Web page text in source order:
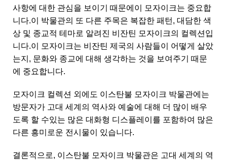
사항에 대한 관심을 보이기 때문에이 모자이크는 중요합
니다.이 박물관의 또 다른 주목은 복잡한 패턴, 대담한 색
상 및 종교적 테마로 알려진 비잔틴 모자이크의 컬렉션입
니다.이 모자이크는 비잔틴 제국의 사람들이 어떻게 살았
는지, 문화와 종교에 대해 생각하는 것을 보여주기 때문
에 중요합니다.
모자이크 컬렉션 외에도 이스탄불 모자이크 박물관에는
방문자가 고대 세계의 역사와 예술에 대해 더 많이 배우
도록 할 수있는 많은 대화형 디스플레이를 포함하여 많은
다른 흥미로운 전시물이 있습니다.
결론적으로, 이스탄불 모자이크 박물관은 고대 세계의 역